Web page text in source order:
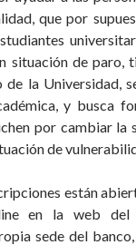
que por
situación de paro,
la Universidad,
y busca
por cambiar la
de
están
en la web del
sede del